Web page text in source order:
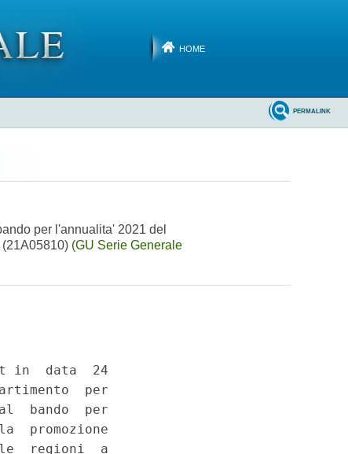
HOME
PERMALINK
per l'annualita' 2021 del
(GU Serie Generale